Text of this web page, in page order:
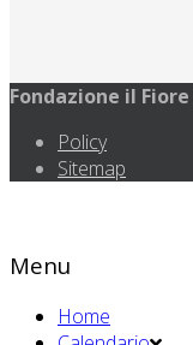
Fondazione il Fiore
Policy
Sitemap
Menu
Home